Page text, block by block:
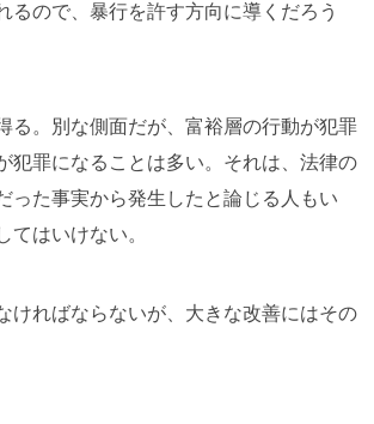
るので、暴行を許す方向に導くだろう
る。別な側面だが、富裕層の行動が犯罪
犯罪になることは多い。それは、法律の
った事実から発生したと論じる人もい
はいけない。
ければならないが、大きな改善にはその